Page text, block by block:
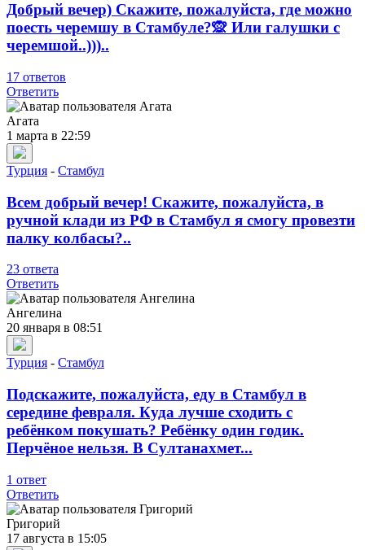
Добрый вечер) Скажите, пожалуйста, где можно
поесть черемшу в Стамбуле?🙊 Или галушки с
черемшой..)))..
17 ответов
Ответить
Агата
1 марта в 22:59
Турция - Стамбул
Всем добрый вечер! Скажите, пожалуйста, в
ручной клади из РФ в Стамбул я смогу провезти
палку колбасы?..
23 ответа
Ответить
Ангелина
20 января в 08:51
Турция - Стамбул
Подскажите, пожалуйста, еду в Стамбул в
середине февраля. Куда лучше сходить с
ребёнком покушать? Ребёнку один годик.
Перчёное нельзя. В Султанахмет...
1 ответ
Ответить
Григорий
17 августа в 15:05